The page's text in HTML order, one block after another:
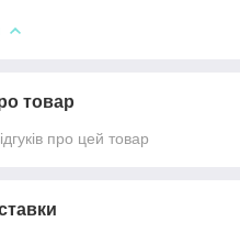
товар
про цей товар